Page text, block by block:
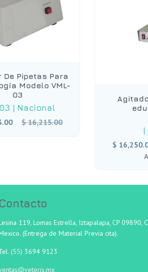
De Pipetas Para
Modelo VML-
03
| Nacional
Precio
$ 16,215.00
|
$
Contacto
119, Lomas Estrella, Iztapalapa, CP 09890,
(Entrega de Material Previa cita).
(55) 3694 9123